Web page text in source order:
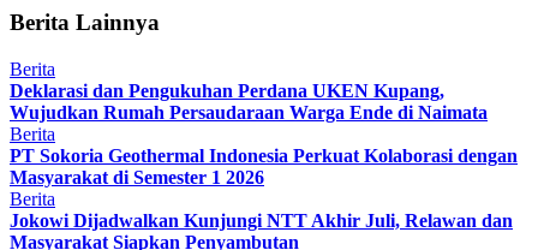
Berita Lainnya
Berita
Deklarasi dan Pengukuhan Perdana UKEN Kupang,
Wujudkan Rumah Persaudaraan Warga Ende di Naimata
Berita
PT Sokoria Geothermal Indonesia Perkuat Kolaborasi dengan
Masyarakat di Semester 1 2026
Berita
Jokowi Dijadwalkan Kunjungi NTT Akhir Juli, Relawan dan
Masyarakat Siapkan Penyambutan